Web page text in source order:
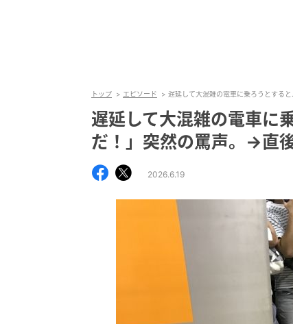
トップ エピソード 遅延して大混雑の電車に乗ろうとする
遅延して大混雑の電車に
だ！」突然の罵声。→直
2026.6.19